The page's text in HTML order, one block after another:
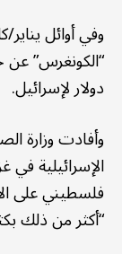
دولار لإسرائيل.
وأفادت وزارة
فلسطيني على
“أكثر من ذلك